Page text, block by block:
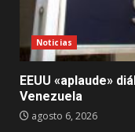
Noticias
EEUU «aplaude»
Venezuela
agosto 6, 2026